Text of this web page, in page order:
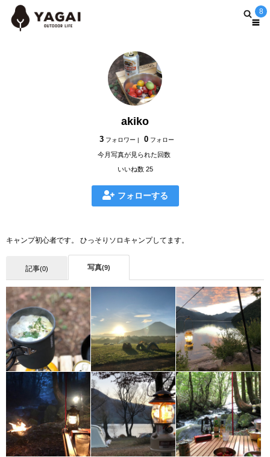
8
akiko
3フォロワー | 0フォロー
今月写真が見られた回数
いいね数 25
フォローする
キャンプ初心者です。 ひっそりソロキャンプしてます。
記事(0) 写真(9)